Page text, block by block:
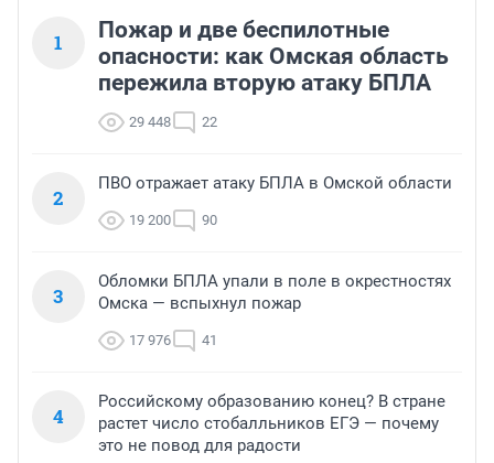
1
Пожар и две беспилотные
опасности: как Омская область
пережила вторую атаку БПЛА
29 448 22
2
ПВО отражает атаку БПЛА в Омской области
19 200 90
3
Обломки БПЛА упали в поле в окрестностях
Омска — вспыхнул пожар
17 976 41
4
Российскому образованию конец? В стране
растет число стобалльников ЕГЭ — почему
это не повод для радости